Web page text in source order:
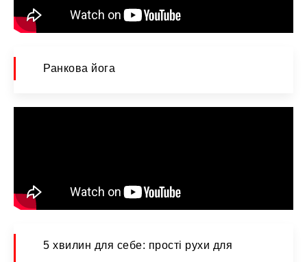
Ранкова йога
5 хвилин для себе: прості рухи для